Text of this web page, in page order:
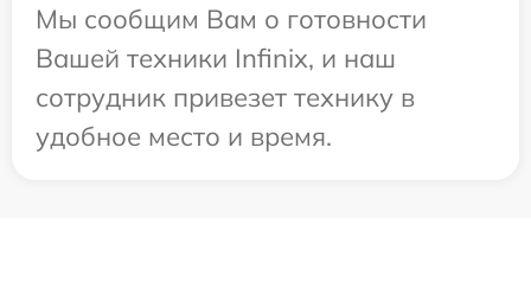
Мы сообщим Вам о готовности
Вашей техники Infinix, и наш
сотрудник привезет технику в
удобное место и время.